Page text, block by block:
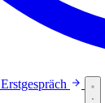
Erstgespräch